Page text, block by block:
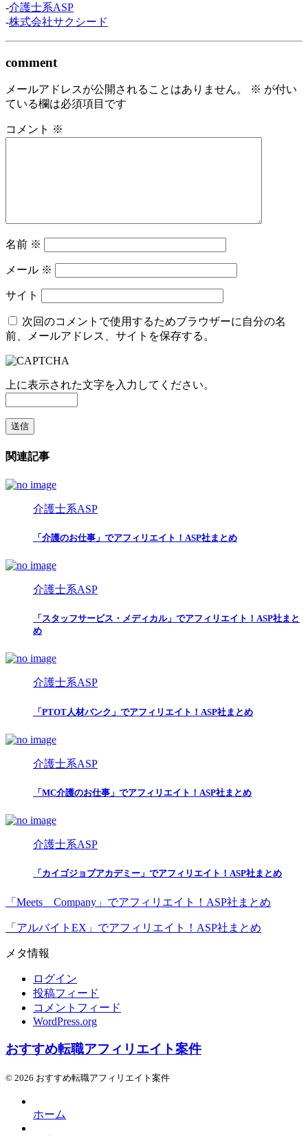
-介護士系ASP
-株式会社サクシード
comment
メールアドレスが公開されることはありません。 ※ が付い
ている欄は必須項目です
コメント ※
名前 ※
メール ※
サイト
次回のコメントで使用するためブラウザーに自分の名
前、メールアドレス、サイトを保存する。
上に表示された文字を入力してください。
関連記事
介護士系ASP
「介護のお仕事」でアフィリエイト！ASP社まとめ
介護士系ASP
「スタッフサービス・メディカル」でアフィリエイト！ASP社まと
め
介護士系ASP
「PTOT人材バンク」でアフィリエイト！ASP社まとめ
介護士系ASP
「MC介護のお仕事」でアフィリエイト！ASP社まとめ
介護士系ASP
「カイゴジョブアカデミー」でアフィリエイト！ASP社まとめ
「Meets Company」でアフィリエイト！ASP社まとめ
「アルバイトEX」でアフィリエイト！ASP社まとめ
メタ情報
ログイン
投稿フィード
コメントフィード
WordPress.org
おすすめ転職アフィリエイト案件
© 2026 おすすめ転職アフィリエイト案件
ホーム